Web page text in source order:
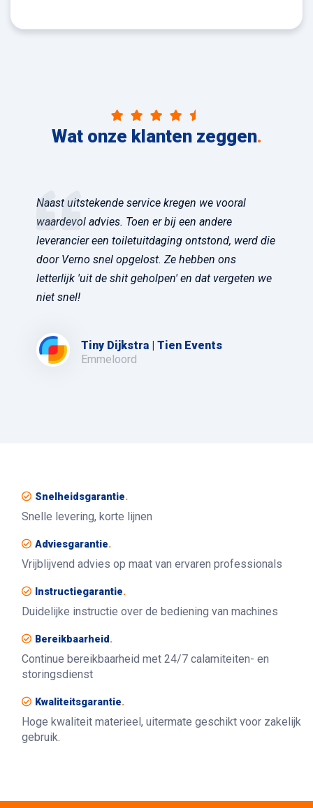
Wat onze klanten zeggen.
Naast uitstekende service kregen we vooral
waardevol advies. Toen er bij een andere
leverancier een toiletuitdaging ontstond, werd die
door Verno snel opgelost. Ze hebben ons
letterlijk 'uit de shit geholpen' en dat vergeten we
niet snel!
Tiny Dijkstra | Tien Events
Emmeloord
Snelheidsgarantie.
Snelle levering, korte lijnen
Adviesgarantie.
Vrijblijvend advies op maat van ervaren professionals
Instructiegarantie.
Duidelijke instructie over de bediening van machines
Bereikbaarheid .
Continue bereikbaarheid met 24/7 calamiteiten- en
storingsdienst
Kwaliteitsgarantie.
Hoge kwaliteit materieel, uitermate geschikt voor zakelijk
gebruik.